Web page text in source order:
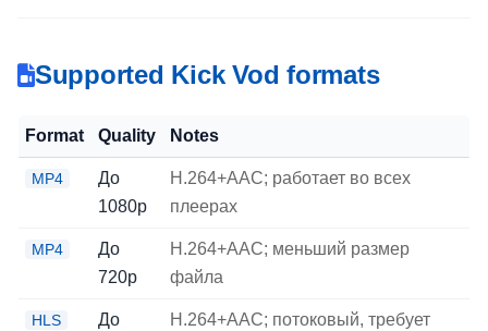
Supported Kick Vod formats
Format Quality Notes
MP4
До
1080p
H.264+AAC; работает во всех
плеерах
MP4
До
720p
H.264+AAC; меньший размер
файла
HLS
До
H.264+AAC; потоковый, требует